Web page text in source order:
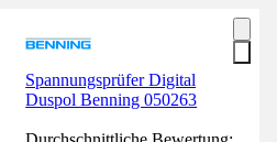
Spannungsprüfer Digital
Duspol Benning 050263